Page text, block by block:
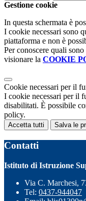
Gestione cookie
In questa schermata è
I cookie necessari sono
piattaforma e non è
Per conoscere quali
visionare la COOKIE
Cookie necessari per il
I cookie necessari per il
disabilitati. È possibile
policy.
Accetta tutti Salva le
Contatti
Istituto di Istruzione
Via C. Marchesi,
Tel: 0437-944047